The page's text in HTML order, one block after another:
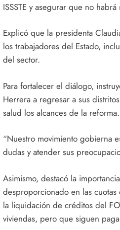
ISSSTE y asegurar que no
Explicó que la presidenta
los trabajadores del Estado,
del sector.
Para fortalecer el diálogo,
Herrera a regresar a sus
salud los alcances de la reforma.
“Nuestro movimiento gobierna
dudas y atender sus
Asimismo, destacó la
desproporcionado en las
la liquidación de créditos del
viviendas, pero que siguen